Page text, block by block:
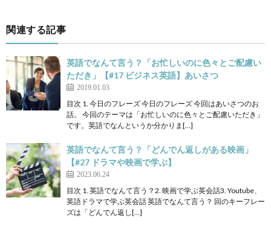
関連する記事
英語でなんて言う？「お忙しいのに色々とご配慮い
ただき」【#17 ビジネス英語】あいさつ
2019.01.03
目次 1. 今日のフレーズ 今日のフレーズ 今回はあいさつのお
話。 今回のテーマは「お忙しいのに色々とご配慮いただき」
です。英語でなんというか分かりま[…]
英語でなんて言う？「どんでん返しがある映画」
【#27 ドラマや映画で学ぶ】
2023.06.24
目次 1. 英語でなんて言う？2. 映画で学ぶ英会話3. Youtube、
英語ドラマで学ぶ英会話 英語でなんて言う？ 回のキーフレー
ズは「どんでん返し[…]